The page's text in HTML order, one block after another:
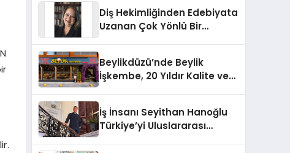
Diş Hekimliğinden Edebiyata
Uzanan Çok Yönlü Bir
Beylikdüzü’nde Beylik
İşkembe, 20 Yıldır Kalite ve
İş İnsanı Seyithan Hanoğlu
Türkiye’yi Uluslararası